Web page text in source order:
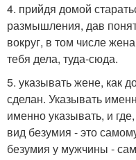
4. прийдя домой
размышления, дав
вокруг, в том числе
тебя дела, туда-сюда.
5. указывать жене, как
сделан. Указывать
именно указывать, и
вид безумия - это
безумия у мужчины -